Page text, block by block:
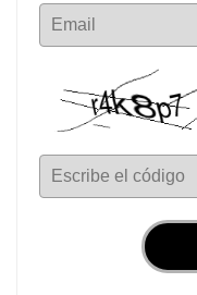
Email
Escribe el código